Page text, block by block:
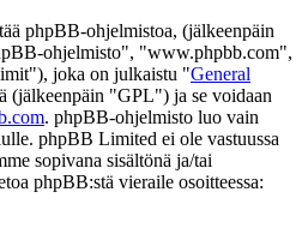
phpBB-ohjelmistoa, (jälkeenpäin
ohjelmisto", "www.phpbb.com",
joka on julkaistu "General
(jälkeenpäin "GPL") ja se voidaan
. phpBB-ohjelmisto luo vain
phpBB Limited ei ole vastuussa
sopivana sisältönä ja/tai
phpBB:stä vieraile osoitteessa: